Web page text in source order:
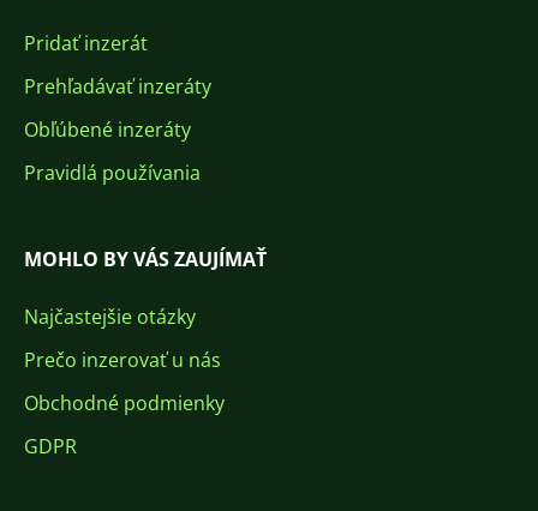
Pridať inzerát
Prehľadávať inzeráty
Obľúbené inzeráty
Pravidlá používania
MOHLO BY VÁS ZAUJÍMAŤ
Najčastejšie otázky
Prečo inzerovať u nás
Obchodné podmienky
GDPR